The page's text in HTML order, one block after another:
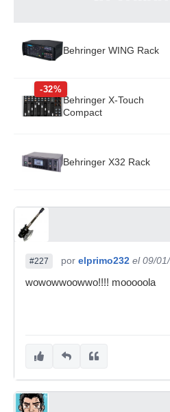
Behringer WING Rack
-32%
Behringer X-Touch
Compact
Behringer X32 Rack
#227 por elprimo232 el 09/
wowowwoowwo!!!! mooooola